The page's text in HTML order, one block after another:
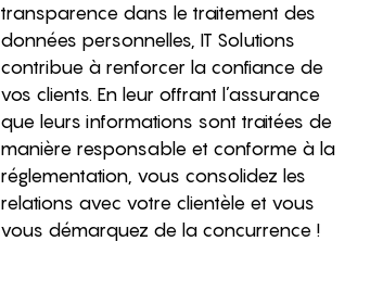
transparence dans le traitement des
données personnelles, IT Solutions
contribue à renforcer la confiance de
vos clients. En leur offrant l’assurance
que leurs informations sont traitées de
manière responsable et conforme à la
réglementation, vous consolidez les
relations avec votre clientèle et vous
vous démarquez de la concurrence !